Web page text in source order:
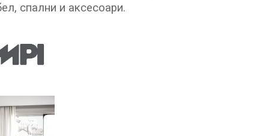
спални и аксесоари.